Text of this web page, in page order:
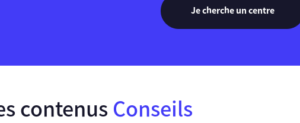
Je cherche un centre
contenus Conseils